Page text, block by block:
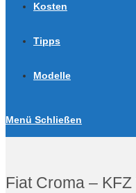
Kosten
Tipps
Modelle
Menü Schließen
Fiat Croma –